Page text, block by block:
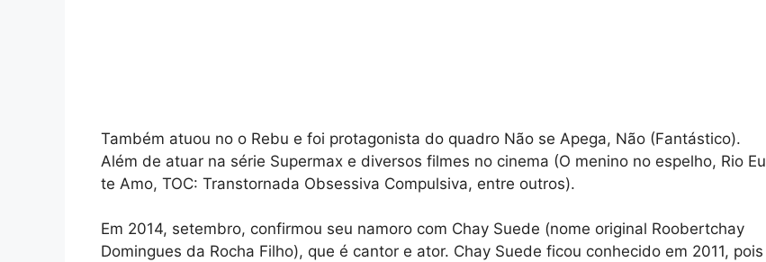
Também atuou no o Rebu e foi protagonista do quadro Não se Apega, Não (Fantástico).
Além de atuar na série Supermax e diversos filmes no cinema (O menino no espelho, Rio Eu
te Amo, TOC: Transtornada Obsessiva Compulsiva, entre outros).
Em 2014, setembro, confirmou seu namoro com Chay Suede (nome original Roobertchay
Domingues da Rocha Filho), que é cantor e ator. Chay Suede ficou conhecido em 2011, pois